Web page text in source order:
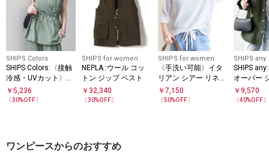
SHIPS Colors
SHIPS Colors:〈接触
冷感・UVカット〉リ
ンク ファンクション
ペプラム オールイン
￥ 5,236
〔30%OFF〕
SHIPS for women
NEPLA.:ウール コッ
トン ジップ ベスト
￥ 32,340
〔30%OFF〕
SHIPS for women
〈手洗い可能〉イタ
リアン シアー リネン
プルオーバー
￥ 7,150
〔50%OFF〕
SHIPS any
SHIPS
オーバー
ケット
￥ 9,570
〔40%OFF〕
ワンピースからのおすすめ